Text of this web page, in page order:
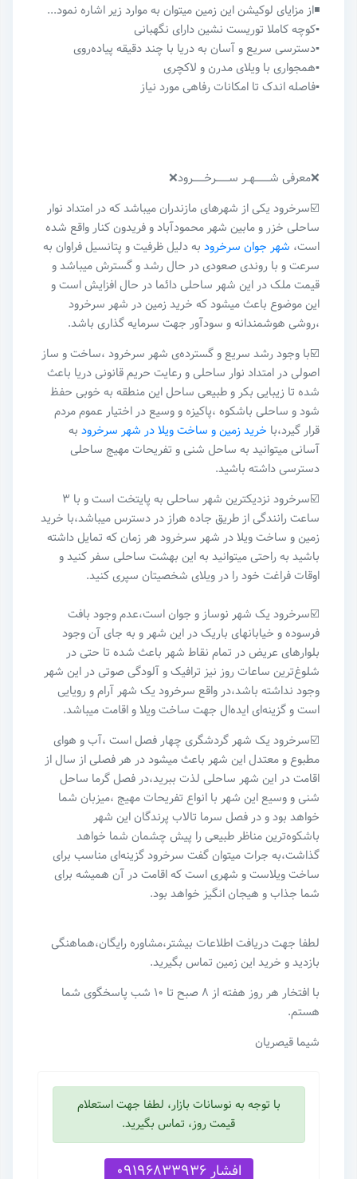
◾️از مزایای لوکیشن این زمین میتوان به موارد زیر اشاره نمود...
▪️کوچه کاملا توریست نشین دارای نگهبانی
▪️دسترسی سریع و آسان به دریا با چند دقیقه پیاده‌روی
▪️همجواری با ویلای مدرن و لاکچری
▪️فاصله اندک تا امکانات رفاهی مورد نیاز
❌معرفی شـــــــــهــر ســــــــرخـــــــرود❌
☑️سرخرود یکی از شهرهای مازندران میباشد که در امتداد نوار
ساحلی خزر و مابین شهر محمودآباد و فریدون کنار واقع شده
است، شهر جوان سرخرود به دلیل ظرفیت و پتانسیل فراوان به
سرعت و با روندی صعودی در حال رشد و گسترش میباشد و
قیمت ملک در این شهر ساحلی دائما در حال افزایش است و
این موضوع باعث میشود که خرید زمین در شهر سرخرود
،روشی هوشمندانه و سودآور جهت سرمایه گذاری باشد.
☑️با وجود رشد سریع و‌ گسترده‌ی شهر سرخرود ،ساخت و ساز
اصولی در امتداد نوار ساحلی و رعایت حریم قانونی دریا باعث
شده تا زیبایی بکر و طبیعی ساحل این منطقه به خوبی حفظ
شود و ساحلی باشکوه ،پاکیزه و وسیع در اختیار عموم مردم
قرار گیرد،با خرید زمین و ساخت ویلا در شهر سرخرود به
آسانی میتوانید به ساحل شنی و تفریحات مهیج ساحلی
دسترسی داشته باشید.
☑️سرخرود نزدیکترین شهر ساحلی به پایتخت است و با ۳
ساعت رانندگی از طریق جاده هراز در دسترس میباشد،با خرید
زمین و ساخت ویلا در شهر سرخرود هر زمان که تمایل داشته
باشید به راحتی میتوانید به این بهشت ساحلی سفر کنید و
اوقات فراغت خود را در ویلای شخصیتان سپری کنید.
☑️سرخرود یک شهر نوساز و جوان است،عدم وجود بافت
فرسوده و خیابانهای باریک در این شهر و به جای آن وجود
بلوارهای عریض در تمام نقاط شهر باعث شده تا حتی در
شلوغ‌ترین ساعات روز نیز ترافیک و آلودگی صوتی در این شهر
وجود نداشته باشد،در واقع سرخرود یک شهر آرام و رویایی
است و گزینه‌ای ایده‌ال جهت ساخت ویلا و اقامت میباشد.
☑️سرخرود یک شهر گردشگری چهار فصل است ،آب و هوای
مطبوع و‌ معتدل این شهر باعث میشود در هر فصلی از سال از
اقامت در این شهر ساحلی لذت ببرید،در فصل گرما ساحل
شنی و وسیع این شهر با انواع تفریحات مهیج ،میزبان شما
خواهد بود و در فصل سرما تالاب پرندگان این شهر
باشکوه‌ترین مناظر طبیعی را پیش چشمان شما خواهد
گذاشت،به جرات میتوان گفت سرخرود گزینه‌ای مناسب برای
ساخت ویلاست و شهری است که اقامت در آن همیشه برای
شما جذاب و هیجان انگیز خواهد بود.
لطفا جهت دریافت اطلاعات بیشتر،مشاوره رایگان،هماهنگی
بازدید و خرید این زمین تماس بگیرید.
با افتخار هر روز هفته از ۸ صبح تا ۱۰ شب پاسخگوی شما
هستم.
شیما قیصریان
با توجه به نوسانات بازار، لطفا جهت استعلام
قیمت روز، تماس بگیرید.
افشار 09196833936